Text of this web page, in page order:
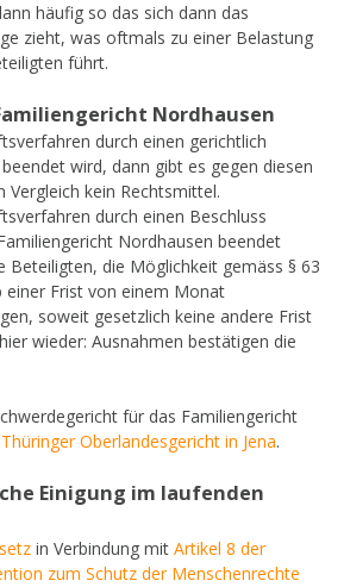
häufig so das sich dann das
zieht, was oftmals zu einer Belastung
führt.
Nordhausen
durch einen gerichtlich
wird, dann gibt es gegen diesen
Vergleich kein Rechtsmittel.
durch einen Beschluss
Nordhausen beendet
Beteiligten, die Möglichkeit gemäss § 63
einer Frist von einem Monat
soweit gesetzlich keine andere Frist
wieder: Ausnahmen bestätigen die
für das Familiengericht
Thüringer Oberlandesgericht in Jena.
Einigung im laufenden
in Verbindung mit Artikel 8 der
zum Schutz der Menschenrechte